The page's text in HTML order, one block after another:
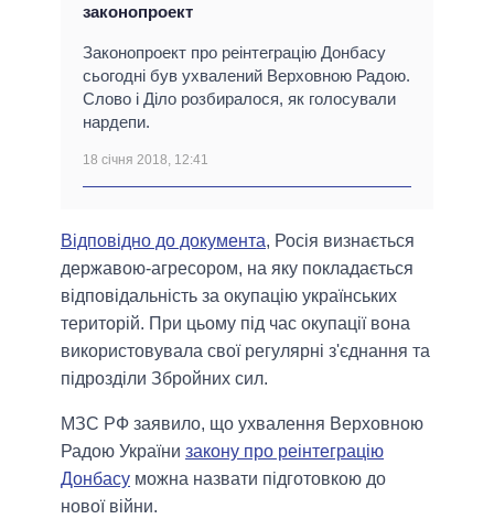
законопроект
Законопроект про реінтеграцію Донбасу
сьогодні був ухвалений Верховною Радою.
Слово і Діло розбиралося, як голосували
нардепи.
18 січня 2018, 12:41
Відповідно до документа, Росія визнається
державою-агресором, на яку покладається
відповідальність за окупацію українських
територій. При цьому під час окупації вона
використовувала свої регулярні з'єднання та
підрозділи Збройних сил.
МЗС РФ заявило, що ухвалення Верховною
Радою України закону про реінтеграцію
Донбасу можна назвати підготовкою до
нової війни.